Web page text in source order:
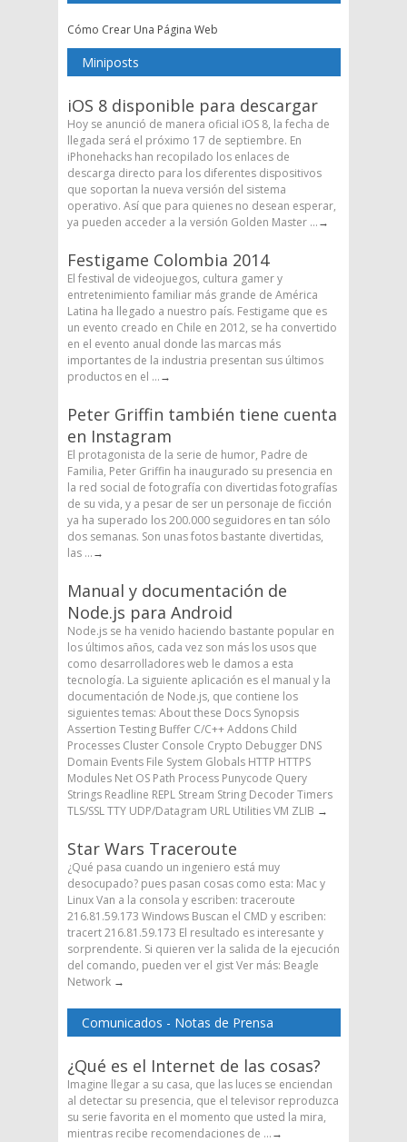
Cómo Crear Una Página Web
Miniposts
iOS 8 disponible para descargar
Hoy se anunció de manera oficial iOS 8, la fecha de
llegada será el próximo 17 de septiembre. En
iPhonehacks han recopilado los enlaces de
descarga directo para los diferentes dispositivos
que soportan la nueva versión del sistema
operativo. Así que para quienes no desean esperar,
ya pueden acceder a la versión Golden Master ...→
Festigame Colombia 2014
El festival de videojuegos, cultura gamer y
entretenimiento familiar más grande de América
Latina ha llegado a nuestro país. Festigame que es
un evento creado en Chile en 2012, se ha convertido
en el evento anual donde las marcas más
importantes de la industria presentan sus últimos
productos en el ...→
Peter Griffin también tiene cuenta
en Instagram
El protagonista de la serie de humor, Padre de
Familia, Peter Griffin ha inaugurado su presencia en
la red social de fotografía con divertidas fotografías
de su vida, y a pesar de ser un personaje de ficción
ya ha superado los 200.000 seguidores en tan sólo
dos semanas. Son unas fotos bastante divertidas,
las ...→
Manual y documentación de
Node.js para Android
Node.js se ha venido haciendo bastante popular en
los últimos años, cada vez son más los usos que
como desarrolladores web le damos a esta
tecnología. La siguiente aplicación es el manual y la
documentación de Node.js, que contiene los
siguientes temas: About these Docs Synopsis
Assertion Testing Buffer C/C++ Addons Child
Processes Cluster Console Crypto Debugger DNS
Domain Events File System Globals HTTP HTTPS
Modules Net OS Path Process Punycode Query
Strings Readline REPL Stream String Decoder Timers
TLS/SSL TTY UDP/Datagram URL Utilities VM ZLIB →
Star Wars Traceroute
¿Qué pasa cuando un ingeniero está muy
desocupado? pues pasan cosas como esta: Mac y
Linux Van a la consola y escriben: traceroute
216.81.59.173 Windows Buscan el CMD y escriben:
tracert 216.81.59.173 El resultado es interesante y
sorprendente. Si quieren ver la salida de la ejecución
del comando, pueden ver el gist Ver más: Beagle
Network →
Comunicados - Notas de Prensa
¿Qué es el Internet de las cosas?
Imagine llegar a su casa, que las luces se enciendan
al detectar su presencia, que el televisor reproduzca
su serie favorita en el momento que usted la mira,
mientras recibe recomendaciones de ...→